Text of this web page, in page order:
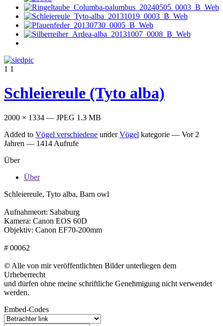
1 1
Schleiereule (Tyto alba)
2000 × 1334 — JPEG 1.3 MB
Added to Vögel verschiedene underVögel kategorie — Vor 2
Jahren — 1414 Aufrufe
Über
Über
Schleiereule, Tyto alba, Barn owl
Aufnahmeort: Sababurg
Kamera: Canon EOS 60D
Objektiv: Canon EF70-200mm
# 00062
© Alle von mir veröffentlichten Bilder unterliegen dem
Urheberrecht
und dürfen ohne meine schriftliche Genehmigung nicht verwendet
werden.
Embed-Codes